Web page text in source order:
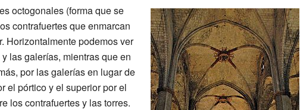
octogonales (forma que se
contrafuertes que enmarcan
Horizontalmente podemos ver
las galerías, mientras que en
por las galerías en lugar de
el pórtico y el superior por el
los contrafuertes y las torres.